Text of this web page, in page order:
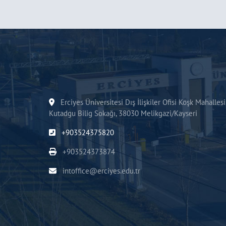
Erciyes Üniversitesi Dış İlişkiler Ofisi Köşk
Kutadgu Bilig Sokağı, 38030 Melikgazi/Kayseri
+903524375820
+903524373874
intoffice@erciyes.edu.tr